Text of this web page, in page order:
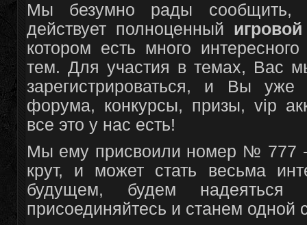
Мы безумно рады
действует полноценный
котором есть много
тем. Для участия в темах, Вас
зарегистрироваться, и Вы уже
форума, конкурсы, призы, vip
все это у нас есть!
Мы ему присвоили номер № 777 -
крут, и может стать весьма
будущем, будем
присоединяйтесь и станем одной